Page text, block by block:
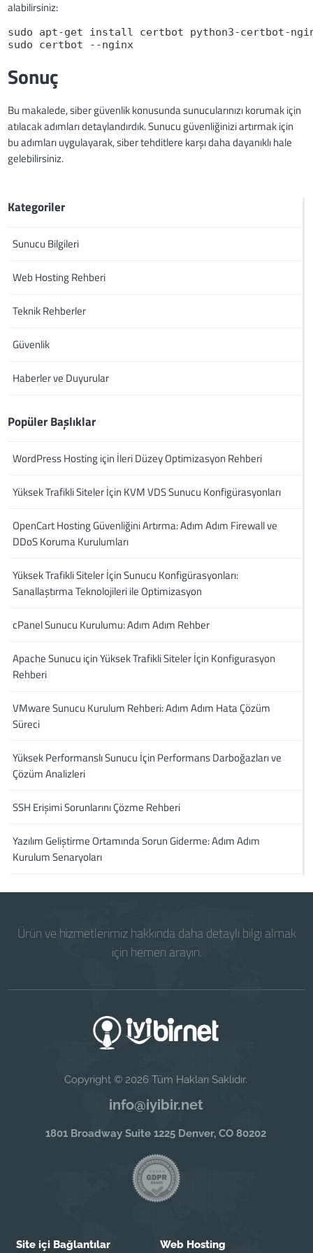
alabilirsiniz:
sudo apt-get install certbot python3-certbot-
sudo certbot --nginx
Sonuç
Bu makalede, siber güvenlik konusunda sunucularınızı korumak için
atılacak adımları detaylandırdık. Sunucu güvenliğinizi artırmak için
bu adımları uygulayarak, siber tehditlere karşı daha dayanıklı hale
gelebilirsiniz.
Kategoriler
Sunucu Bilgileri
Web Hosting Rehberi
Teknik Rehberler
Güvenlik
Haberler ve Duyurular
Popüler Başlıklar
WordPress Hosting için İleri Düzey Optimizasyon Rehberi
Yüksek Trafikli Siteler İçin KVM VDS Sunucu Konfigürasyonları
OpenCart Hosting Güvenliğini Artırma: Adım Adım Firewall ve
DDoS Koruma Kurulumları
Yüksek Trafikli Siteler İçin Sunucu Konfigürasyonları:
Sanallaştırma Teknolojileri ile Optimizasyon
cPanel Sunucu Kurulumu: Adım Adım Rehber
Apache Sunucu için Yüksek Trafikli Siteler İçin Konfigurasyon
Rehberi
VMware Sunucu Kurulum Rehberi: Adım Adım Hata Çözüm
Süreci
Yüksek Performanslı Sunucu İçin Performans Darboğazları ve
Çözüm Analizleri
SSH Erişimi Sorunlarını Çözme Rehberi
Yazılım Geliştirme Ortamında Sorun Giderme: Adım Adım
Kurulum Senaryoları
Ürün ve hizmetlerimiz hakkında daha detaylı bilgi almak
için hemen arayın.
Copyright © 2026 Tüm Hakları Saklıdır.
info@iyibir.net
1801 Broadway Suite 1225 Denver, CO 80202
Site içi Bağlantılar Web Hosting